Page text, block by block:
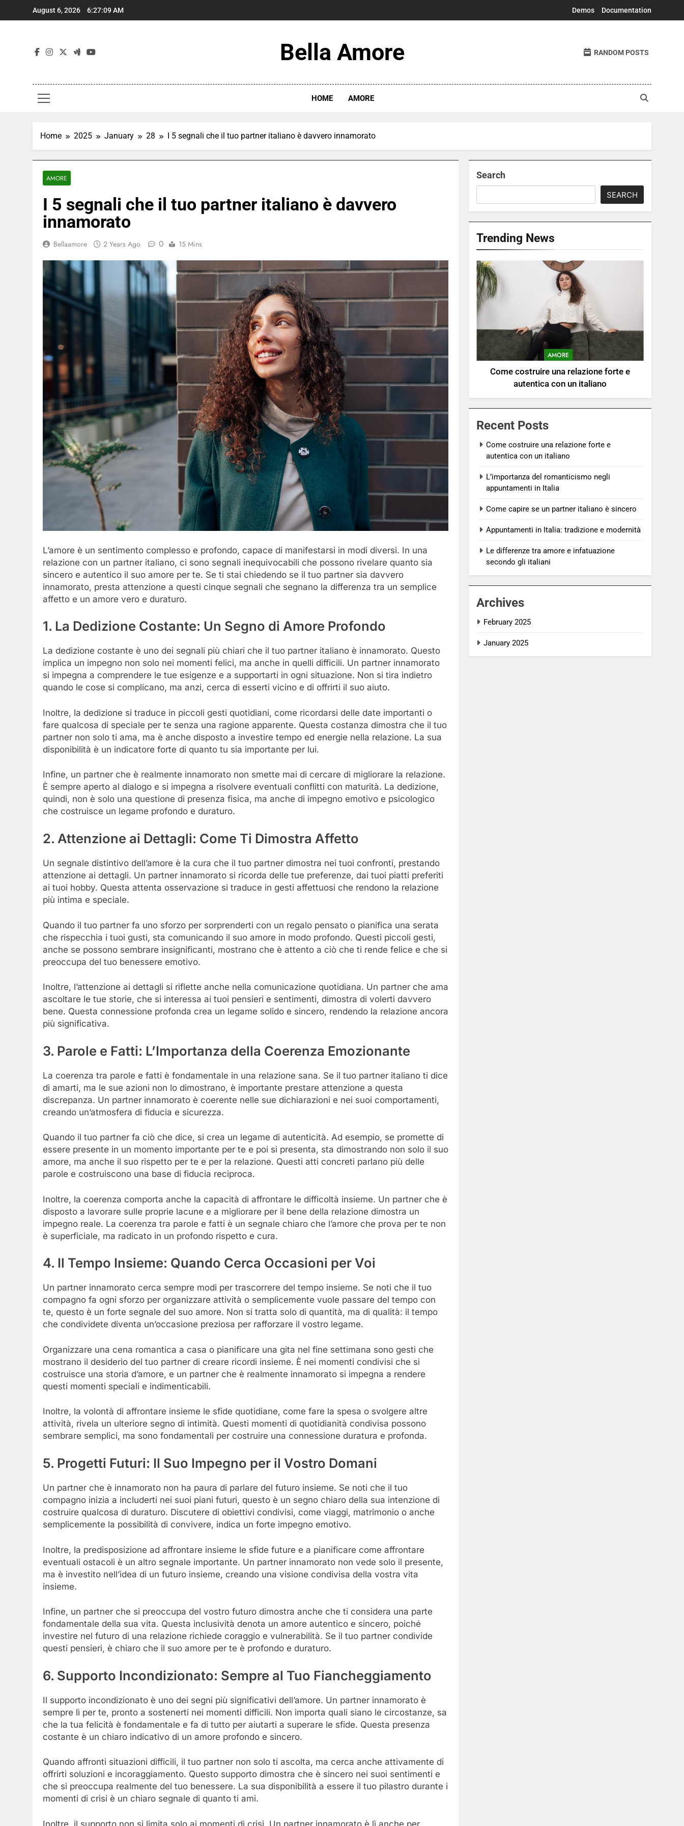
August 6, 2026 6:27:10 AM Demos Documentation
Bella Amore RANDOM POSTS
HOME AMORE
Home 2025 January 28 I 5 segnali che il tuo partner italiano è davvero innamorato
AMORE
I 5 segnali che il tuo partner italiano è davvero
innamorato
Bellaamore 2 Years Ago 0 15 Mins
L’amore è un sentimento complesso e profondo, capace di manifestarsi in modi diversi. In una
relazione con un partner italiano, ci sono segnali inequivocabili che possono rivelare quanto sia
sincero e autentico il suo amore per te. Se ti stai chiedendo se il tuo partner sia davvero
innamorato, presta attenzione a questi cinque segnali che segnano la differenza tra un semplice
affetto e un amore vero e duraturo.
1. La Dedizione Costante: Un Segno di Amore Profondo
La dedizione costante è uno dei segnali più chiari che il tuo partner italiano è innamorato. Questo
implica un impegno non solo nei momenti felici, ma anche in quelli difficili. Un partner innamorato
si impegna a comprendere le tue esigenze e a supportarti in ogni situazione. Non si tira indietro
quando le cose si complicano, ma anzi, cerca di esserti vicino e di offrirti il suo aiuto.
Inoltre, la dedizione si traduce in piccoli gesti quotidiani, come ricordarsi delle date importanti o
fare qualcosa di speciale per te senza una ragione apparente. Questa costanza dimostra che il tuo
partner non solo ti ama, ma è anche disposto a investire tempo ed energie nella relazione. La sua
disponibilità è un indicatore forte di quanto tu sia importante per lui.
Infine, un partner che è realmente innamorato non smette mai di cercare di migliorare la relazione.
È sempre aperto al dialogo e si impegna a risolvere eventuali conflitti con maturità. La dedizione,
quindi, non è solo una questione di presenza fisica, ma anche di impegno emotivo e psicologico
che costruisce un legame profondo e duraturo.
2. Attenzione ai Dettagli: Come Ti Dimostra Affetto
Un segnale distintivo dell’amore è la cura che il tuo partner dimostra nei tuoi confronti, prestando
attenzione ai dettagli. Un partner innamorato si ricorda delle tue preferenze, dai tuoi piatti preferiti
ai tuoi hobby. Questa attenta osservazione si traduce in gesti affettuosi che rendono la relazione
più intima e speciale.
Quando il tuo partner fa uno sforzo per sorprenderti con un regalo pensato o pianifica una serata
che rispecchia i tuoi gusti, sta comunicando il suo amore in modo profondo. Questi piccoli gesti,
anche se possono sembrare insignificanti, mostrano che è attento a ciò che ti rende felice e che si
preoccupa del tuo benessere emotivo.
Inoltre, l’attenzione ai dettagli si riflette anche nella comunicazione quotidiana. Un partner che ama
ascoltare le tue storie, che si interessa ai tuoi pensieri e sentimenti, dimostra di volerti davvero
bene. Questa connessione profonda crea un legame solido e sincero, rendendo la relazione ancora
più significativa.
3. Parole e Fatti: L’Importanza della Coerenza Emozionante
La coerenza tra parole e fatti è fondamentale in una relazione sana. Se il tuo partner italiano ti dice
di amarti, ma le sue azioni non lo dimostrano, è importante prestare attenzione a questa
discrepanza. Un partner innamorato è coerente nelle sue dichiarazioni e nei suoi comportamenti,
creando un’atmosfera di fiducia e sicurezza.
Quando il tuo partner fa ciò che dice, si crea un legame di autenticità. Ad esempio, se promette di
essere presente in un momento importante per te e poi si presenta, sta dimostrando non solo il suo
amore, ma anche il suo rispetto per te e per la relazione. Questi atti concreti parlano più delle
parole e costruiscono una base di fiducia reciproca.
Inoltre, la coerenza comporta anche la capacità di affrontare le difficoltà insieme. Un partner che è
disposto a lavorare sulle proprie lacune e a migliorare per il bene della relazione dimostra un
impegno reale. La coerenza tra parole e fatti è un segnale chiaro che l’amore che prova per te non
è superficiale, ma radicato in un profondo rispetto e cura.
4. Il Tempo Insieme: Quando Cerca Occasioni per Voi
Un partner innamorato cerca sempre modi per trascorrere del tempo insieme. Se noti che il tuo
compagno fa ogni sforzo per organizzare attività o semplicemente vuole passare del tempo con
te, questo è un forte segnale del suo amore. Non si tratta solo di quantità, ma di qualità: il tempo
che condividete diventa un’occasione preziosa per rafforzare il vostro legame.
Organizzare una cena romantica a casa o pianificare una gita nel fine settimana sono gesti che
mostrano il desiderio del tuo partner di creare ricordi insieme. È nei momenti condivisi che si
costruisce una storia d’amore, e un partner che è realmente innamorato si impegna a rendere
questi momenti speciali e indimenticabili.
Inoltre, la volontà di affrontare insieme le sfide quotidiane, come fare la spesa o svolgere altre
attività, rivela un ulteriore segno di intimità. Questi momenti di quotidianità condivisa possono
sembrare semplici, ma sono fondamentali per costruire una connessione duratura e profonda.
5. Progetti Futuri: Il Suo Impegno per il Vostro Domani
Un partner che è innamorato non ha paura di parlare del futuro insieme. Se noti che il tuo
compagno inizia a includerti nei suoi piani futuri, questo è un segno chiaro della sua intenzione di
costruire qualcosa di duraturo. Discutere di obiettivi condivisi, come viaggi, matrimonio o anche
semplicemente la possibilità di convivere, indica un forte impegno emotivo.
Inoltre, la predisposizione ad affrontare insieme le sfide future e a pianificare come affrontare
eventuali ostacoli è un altro segnale importante. Un partner innamorato non vede solo il presente,
ma è investito nell’idea di un futuro insieme, creando una visione condivisa della vostra vita
insieme.
Infine, un partner che si preoccupa del vostro futuro dimostra anche che ti considera una parte
fondamentale della sua vita. Questa inclusività denota un amore autentico e sincero, poiché
investire nel futuro di una relazione richiede coraggio e vulnerabilità. Se il tuo partner condivide
questi pensieri, è chiaro che il suo amore per te è profondo e duraturo.
6. Supporto Incondizionato: Sempre al Tuo Fiancheggiamento
Il supporto incondizionato è uno dei segni più significativi dell’amore. Un partner innamorato è
sempre lì per te, pronto a sostenerti nei momenti difficili. Non importa quali siano le circostanze, sa
che la tua felicità è fondamentale e fa di tutto per aiutarti a superare le sfide. Questa presenza
costante è un chiaro indicativo di un amore profondo e sincero.
Quando affronti situazioni difficili, il tuo partner non solo ti ascolta, ma cerca anche attivamente di
offrirti soluzioni e incoraggiamento. Questo supporto dimostra che è sincero nei suoi sentimenti e
che si preoccupa realmente del tuo benessere. La sua disponibilità a essere il tuo pilastro durante i
momenti di crisi è un chiaro segnale di quanto ti ami.
Inoltre, il supporto non si limita solo ai momenti di crisi. Un partner innamorato è lì anche per
Search
SEARCH
Trending News
AMORE
Come costruire una relazione forte e
autentica con un italiano
Recent Posts
Come costruire una relazione forte e
autentica con un italiano
L’importanza del romanticismo negli
appuntamenti in Italia
Come capire se un partner italiano è sincero
Appuntamenti in Italia: tradizione e modernità
Le differenze tra amore e infatuazione
secondo gli italiani
Archives
February 2025
January 2025